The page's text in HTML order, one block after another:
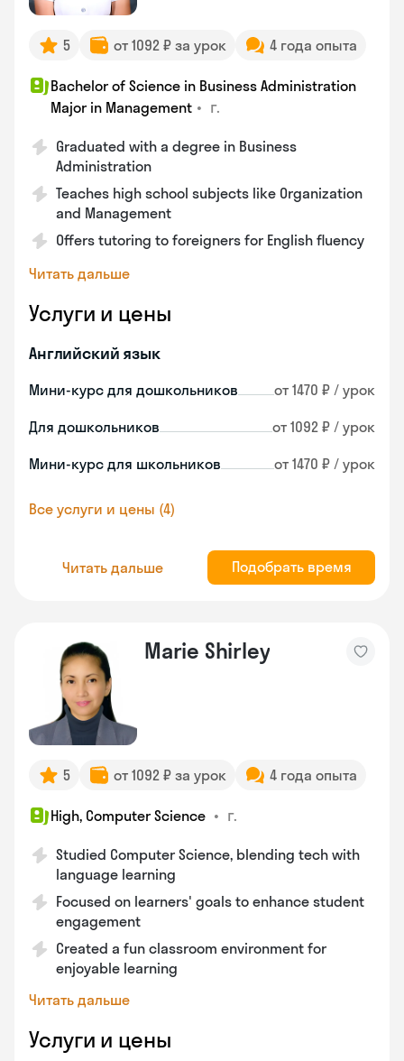
5 от 1092 ₽ за урок 4 года опыта
Bachelor of Science in Business Administration
Major in Management • г.
Graduated with a degree in Business
Administration
Teaches high school subjects like Organization
and Management
Offers tutoring to foreigners for English fluency
Читать дальше
Услуги и цены
Английский язык
Мини-курс для дошкольников от 1470 ₽ / урок
Для дошкольников от 1092 ₽ / урок
Мини-курс для школьников от 1470 ₽ / урок
Все услуги и цены (4)
Читать дальше Подобрать время
Marie Shirley
5 от 1092 ₽ за урок 4 года опыта
High, Computer Science • г.
Studied Computer Science, blending tech with
language learning
Focused on learners' goals to enhance student
engagement
Created a fun classroom environment for
enjoyable learning
Читать дальше
Услуги и цены